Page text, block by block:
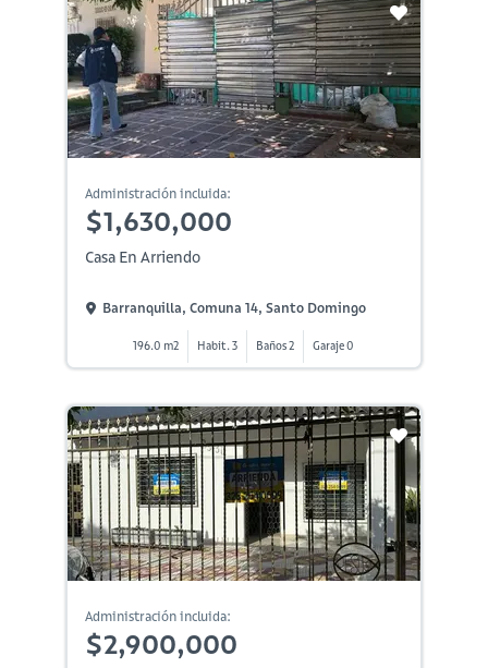
Administración incluida:
$1,630,000
Casa En Arriendo
Barranquilla, Comuna 14, Santo Domingo
196.0 m2 Habit. 3 Baños 2 Garaje 0
Administración incluida:
$2,900,000